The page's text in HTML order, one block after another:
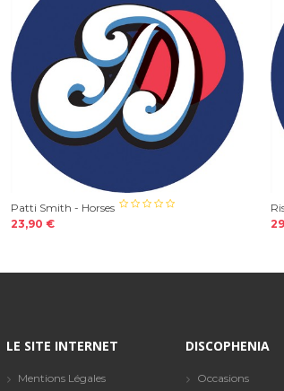
Patti Smith - Horses
23,90 €
LE SITE INTERNET
Mentions Légales
DISCOPHENIA
Occasions